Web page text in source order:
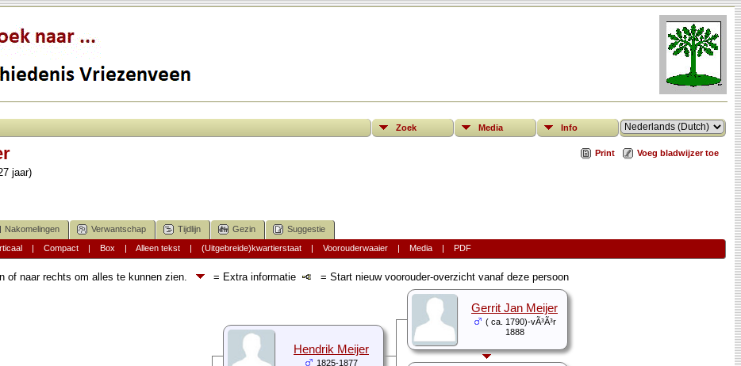
Zoek Media Info
Print Voeg bladwijzer toe
jaar)
Nakomelingen Verwantschap Tijdlijn Gezin Suggestie
| Compact| Box | Alleen tekst| (Uitgebreide)kwartierstaat| Voorouderwaaier| Media| PDF
of naar rechts om alles te kunnen zien. = Extra informatie = Start nieuw voorouder-overzicht vanaf deze persoon
Hendrik Meijer
1825-1877
Gerrit Jan Meijer
( ca. 1790)-vÃ³Ã³r
1888